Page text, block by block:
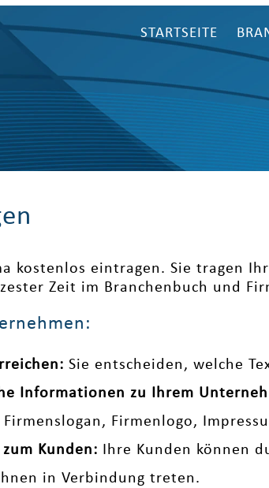
STARTSEITE
kostenlos eintragen. Sie tragen
Zeit im Branchenbuch und
Sie entscheiden, welche
Informationen zu Ihrem
Firmenlogo,
Kunden: Ihre Kunden können
in Verbindung treten.